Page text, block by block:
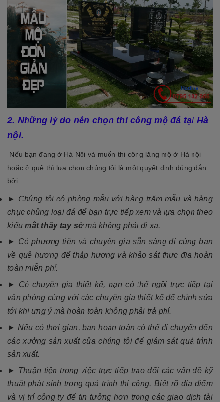
2. Những lý do nên chọn thi công mộ đá tại Hà
nội.
Nếu bạn đang ở Hà Nội và muốn thi công lăng mộ ở Hà nội
hoặc ở quê thì lựa chọn chúng tôi là một quyết định đúng đắn
bởi.
► Chúng tôi có phòng mẫu với hàng trăm mẫu và hàng
chục chủng loại đá để bạn trực tiếp xem và lựa chọn theo
kiểumắt thấy tay sờmà không phải đi xa.
► Có phương tiện và chuyên gia sẵn sàng đi cùng bạn
về quê hương để thắp hương và khảo sát thực địa hoàn
toàn miễn phí.
► Có chuyên gia thiết kế, bạn có thể ngồi trực tiếp tại
văn phòng cùng với các chuyên gia thiết kế để chình sửa
tới khi ưng ý mà hoàn toàn không phải trả phí.
► Nếu có thời gian, bạn hoàn toàn có thể di chuyển đến
các xưởng sản xuất của chúng tôi để giám sát quá trình
sản xuất.
► Thuận tiện trong việc trực tiếp trao đổi các vấn đề kỹ
thuật phát sinh trong quá trình thi công. Biết rõ địa điểm
và vị trí công ty để tin tưởng hơn trong các giao dịch tài